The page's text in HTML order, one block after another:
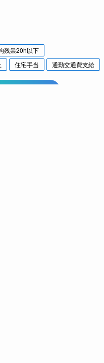
残業20h以下
住宅手当 通勤交通費支給